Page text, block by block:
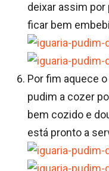
deixar assim por
ficar bem
Por fim aquece
pudim a cozer
bem cozido e
está pronto a